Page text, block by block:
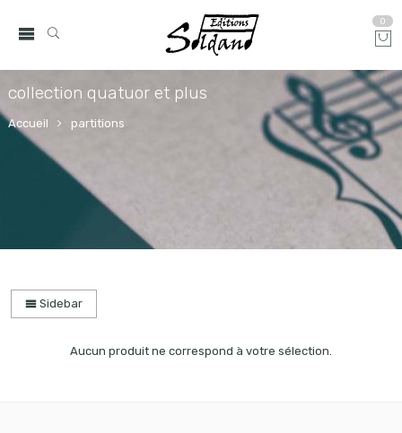
0
collection quatuor et plus
Accueil partitions
Sidebar
Aucun produit ne correspond à votre sélection.